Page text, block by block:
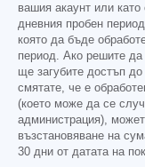
вашия акаунт или
дневния пробен
която да бъде
период. Ако решите да
ще загубите достъп
смятате, че е
(което може да се
администрация),
възстановяване на
30 дни от датата на